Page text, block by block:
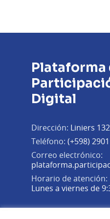
Plataforma
Digital
Dirección: Liniers
Teléfono: (+598)
Correo electrónico:
Horario de atención:
Lunes a viernes de